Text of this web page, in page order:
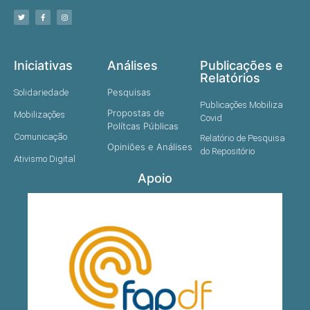
Iniciativas
Solidariedade
Mobilizações
Comunicação
Ativismo Digital
Análises
Pesquisas
Propostas de
Polítcas Públicas
Opiniões e Análises
Publicações e
Relatórios
Publicações Mobiliza
Covid
Relatório de Pesquisa
do Repositório
Apoio